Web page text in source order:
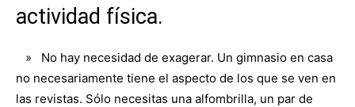
actividad física.
» No hay necesidad de exagerar. Un gimnasio en casa
no necesariamente tiene el aspecto de los que se ven en
las revistas. Sólo necesitas una alfombrilla, un par de